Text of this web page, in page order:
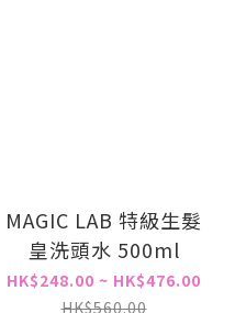
MAGIC LAB 特級生髮
皇洗頭水 500ml
HK$248.00 ~ HK$476.00
HK$560.00